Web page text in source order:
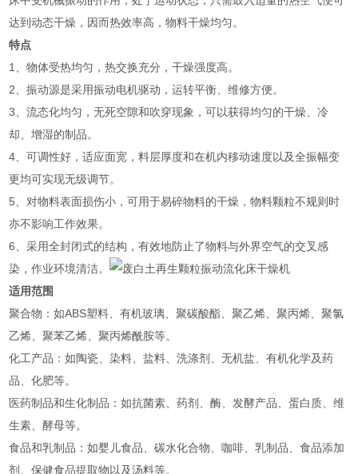
达到动态干燥，因而热效率高，物料干燥均匀。
特点
1、物体受热均匀，热交换充分，干燥强度高。
2、振动源是采用振动电机驱动，运转平衡、维修方便。
3、流态化均匀，无死空隙和吹穿现象，可以获得均匀的干燥、冷
却、增湿的制品。
4、可调性好，适应面宽，料层厚度和在机内移动速度以及全振幅变
更均可实现无级调节。
5、对物料表面损伤小，可用于易碎物料的干燥，物料颗粒不规则时
亦不影响工作效果。
6、采用全封闭式的结构，有效地防止了物料与外界空气的交叉感
染，作业环境清洁。
适用范围
‌聚合物‌：如ABS塑料、有机玻璃、聚碳酸酯、聚乙烯、聚丙烯、聚氯
乙烯、聚苯乙烯、聚丙烯酰胺等‌。
‌化工产品‌：如陶瓷、染料、盐料、洗涤剂、无机盐、有机化学及药
品、化肥等‌。
‌医药制品和生化制品‌：如抗菌素、药剂、酶、发酵产品、蛋白质、维
生素、酵母等‌。
‌食品和乳制品‌：如婴儿食品、碳水化合物、咖啡、乳制品、食品添加
剂、保健食品提取物以及汤料等‌。